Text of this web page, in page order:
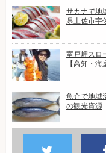
サカナで地
県土佐市宇
室戸岬スロ
【高知・海
魚介で地域
の観光資源